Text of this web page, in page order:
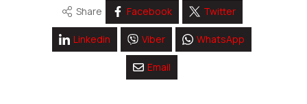
Share Facebook Twitter
Linkedin Viber WhatsApp
Email